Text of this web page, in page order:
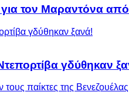
τον Μαραντόνα από
γδύθηκαν